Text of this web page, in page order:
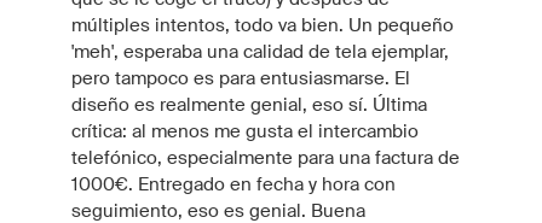
múltiples intentos, todo va bien. Un pequeño
'meh', esperaba una calidad de tela ejemplar,
pero tampoco es para entusiasmarse. El
diseño es realmente genial, eso sí. Última
crítica: al menos me gusta el intercambio
telefónico, especialmente para una factura de
1000€. Entregado en fecha y hora con
seguimiento, eso es genial. Buena